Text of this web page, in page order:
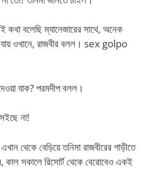
বলেছি ম্যানেজারের সাথে, অনেক
যায় ওখানে, রাজবীর বলল। sex golpo
যাক? পরমদীপ বলল।
না!
থেকে বেড়িয়ে তনিমা রাজবীরের গাড়ীতে
কাল সকালে রিসোর্ট থেকে বেরোবেও একই